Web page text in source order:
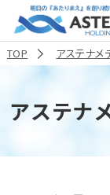
TOP アステナメ
アステナ